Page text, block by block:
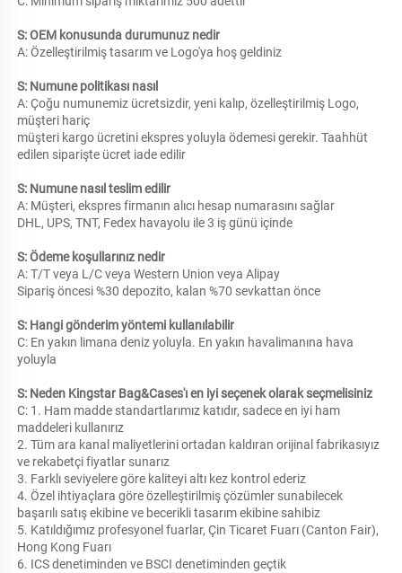
S: OEM konusunda durumunuz nedir
A: Özelleştirilmiş tasarım ve Logo'ya hoş geldiniz
S: Numune politikası nasıl
A: Çoğu numunemiz ücretsizdir, yeni kalıp, özelleştirilmiş Logo,
müşteri hariç
müşteri kargo ücretini ekspres yoluyla ödemesi gerekir. Taahhüt
edilen siparişte ücret iade edilir
S: Numune nasıl teslim edilir
A: Müşteri, ekspres firmanın alıcı hesap numarasını sağlar
DHL, UPS, TNT, Fedex havayolu ile 3 iş günü içinde
S: Ödeme koşullarınız nedir
A: T/T veya L/C veya Western Union veya Alipay
Sipariş öncesi %30 depozito, kalan %70 sevkattan önce
S: Hangi gönderim yöntemi kullanılabilir
C: En yakın limana deniz yoluyla. En yakın havalimanına hava
yoluyla
S: Neden Kingstar Bag&Cases'ı en iyi seçenek olarak seçmelisiniz
C: 1. Ham madde standartlarımız katıdır, sadece en iyi ham
maddeleri kullanırız
2. Tüm ara kanal maliyetlerini ortadan kaldıran orijinal fabrikasıyız
ve rekabetçi fiyatlar sunarız
3. Farklı seviyelere göre kaliteyi altı kez kontrol ederiz
4. Özel ihtiyaçlara göre özelleştirilmiş çözümler sunabilecek
başarılı satış ekibine ve becerikli tasarım ekibine sahibiz
5. Katıldığımız profesyonel fuarlar, Çin Ticaret Fuarı (Canton Fair),
Hong Kong Fuarı
6. ICS denetiminden ve BSCI denetiminden geçtik